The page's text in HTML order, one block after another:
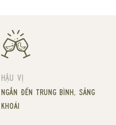
Hậu vị
Ngắn đến trung bình, sảng
khoái